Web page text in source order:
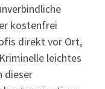
kostenfrei
direkt vor Ort,
leichtes
dieser